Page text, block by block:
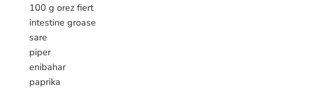
100 g orez fiert
intestine groase
sare
piper
enibahar
paprika